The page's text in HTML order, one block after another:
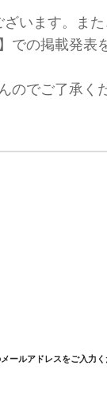
います。ま
での掲載発表
でご了承くだ
ールアドレスをご入力く